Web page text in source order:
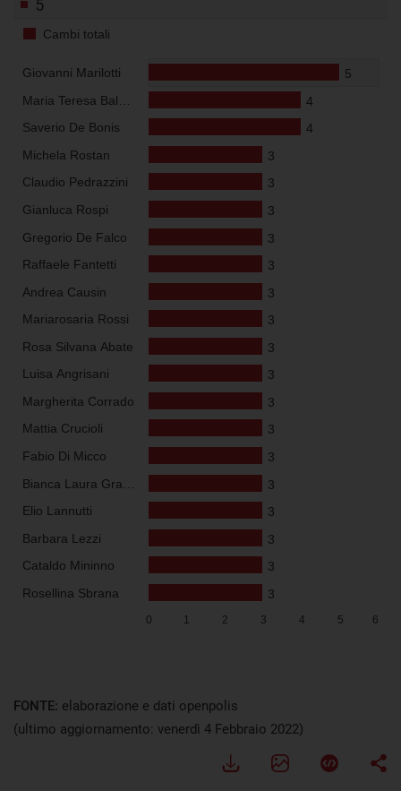
FONTE: elaborazione e dati openpolis
(ultimo aggiornamento: venerdì 4 Febbraio 2022)